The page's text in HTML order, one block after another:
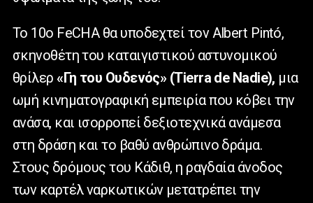
Το 10ο FeCHA θα υποδεχτεί τον Albert Pintó,
σκηνοθέτη του καταιγιστικού αστυνομικού
θρίλερ«Γη του Ουδενός» (Tierra de Nadie), μια
ωμή κινηματογραφική εμπειρία που κόβει την
ανάσα, και ισορροπεί δεξιοτεχνικά ανάμεσα
στη δράση και το βαθύ ανθρώπινο δράμα.
Στους δρόμους του Κάδιθ, η ραγδαία άνοδος
των καρτέλ ναρκωτικών μετατρέπει την